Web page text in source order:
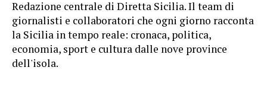
Redazione centrale di Diretta Sicilia. Il team di
giornalisti e collaboratori che ogni giorno racconta
la Sicilia in tempo reale: cronaca, politica,
economia, sport e cultura dalle nove province
dell'isola.